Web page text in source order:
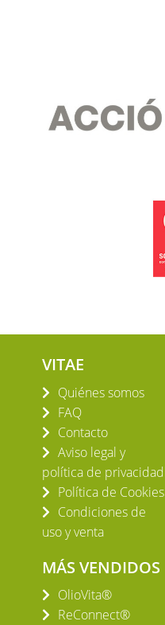
VITAE
Quiénes somos
FAQ
Contacto
Aviso legal y
política de privacidad
Política de Cookies
Condiciones de
uso y venta
MÁS VENDIDOS
OlioVita®
ReConnect®